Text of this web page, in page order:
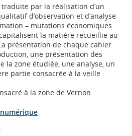
traduite par la réalisation d’un
d’observation et d’analyse
– mutations économiques.
la matière recueillie au
présentation de chaque cahier
une présentation des
la zone étudiée, une analyse, un
partie consacrée à la veille
à la zone de Vernon.